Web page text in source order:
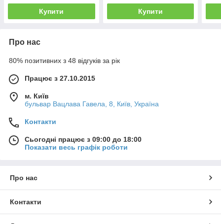
Купити Купити
Про нас
80% позитивних з 48 відгуків за рік
Працює з 27.10.2015
м. Київ
бульвар Вацлава Гавела, 8, Київ, Україна
Контакти
Сьогодні працює з 09:00 до 18:00
Показати весь графік роботи
Про нас
Контакти